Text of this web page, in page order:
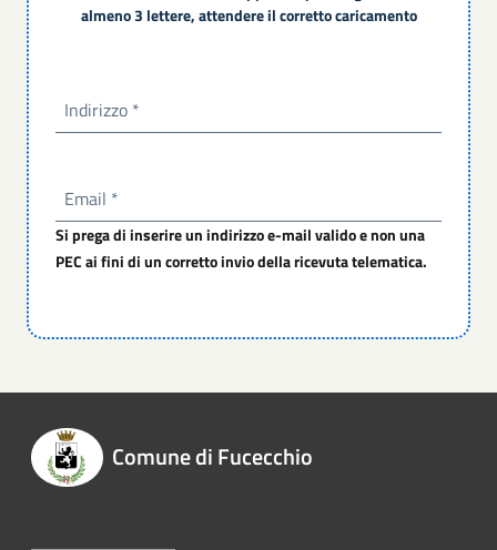
almeno 3 lettere, attendere il corretto caricamento
Indirizzo *
Email *
Si prega di inserire un indirizzo e-mail valido e non una
PEC ai fini di un corretto invio della ricevuta telematica.
Comune di Fucecchio